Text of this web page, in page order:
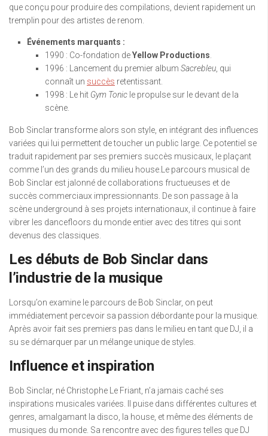
que conçu pour produire des compilations, devient rapidement un
tremplin pour des artistes de renom.
Événements marquants :
1990 : Co-fondation deYellow Productions.
1996 : Lancement du premier album Sacrebleu, qui
connaît un succès retentissant.
1998 : Le hit Gym Tonic le propulse sur le devant de la
scène.
Bob Sinclar transforme alors son style, en intégrant des influences
variées qui lui permettent de toucher un public large. Ce potentiel se
traduit rapidement par ses premiers succès musicaux, le plaçant
comme l’un des grands du milieu house.Le parcours musical de
Bob Sinclar est jalonné de collaborations fructueuses et de
succès commerciaux impressionnants. De son passage à la
scène underground à ses projets internationaux, il continue à faire
vibrer les dancefloors du monde entier avec des titres qui sont
devenus des classiques.
Les débuts de Bob Sinclar dans
l’industrie de la musique
Lorsqu’on examine le parcours de Bob Sinclar, on peut
immédiatement percevoir sa passion débordante pour la musique.
Après avoir fait ses premiers pas dans le milieu en tant que DJ, il a
su se démarquer par un mélange unique de styles.
Influence et inspiration
Bob Sinclar, né Christophe Le Friant, n’a jamais caché ses
inspirations musicales variées. Il puise dans différentes cultures et
genres, amalgamant la disco, la house, et même des éléments de
musiques du monde. Sa rencontre avec des figures telles que DJ